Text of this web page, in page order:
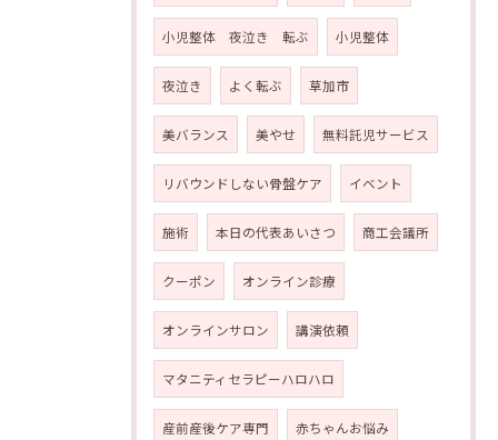
小児整体 夜泣き 転ぶ 小児整体
夜泣き よく転ぶ 草加市
美バランス 美やせ 無料託児サービス
リバウンドしない骨盤ケア イベント
施術 本日の代表あいさつ 商工会議所
クーポン オンライン診療
オンラインサロン 講演依頼
マタニティセラピーハロハロ
産前産後ケア専門 赤ちゃんお悩み